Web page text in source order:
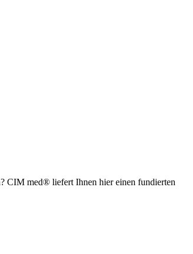
CIM med® liefert Ihnen hier einen fundierten